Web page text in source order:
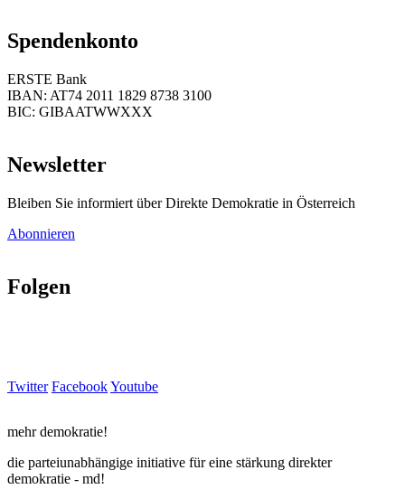
Spendenkonto
ERSTE Bank
IBAN: AT74 2011 1829 8738 3100
BIC: GIBAATWWXXX
Newsletter
Bleiben Sie informiert über Direkte Demokratie in Österreich
Abonnieren
Folgen
Twitter FacebookYoutube
mehr demokratie!
die parteiunabhängige initiative für eine stärkung direkter
demokratie - md!